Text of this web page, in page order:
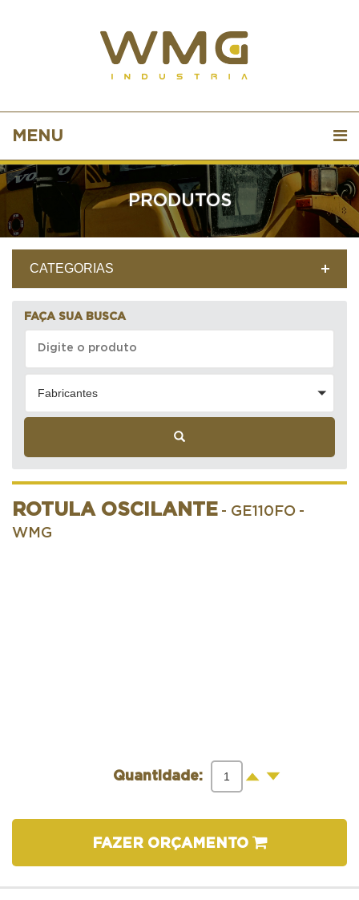
MENU
PRODUTOS
CATEGORIAS
FAÇA SUA BUSCA
Fabricantes
ROTULA OSCILANTE - GE110FO -
WMG
Quantidade: + -
FAZER ORÇAMENTO